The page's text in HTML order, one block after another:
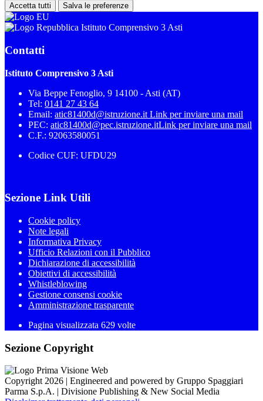
Accetta tutti Salva le preferenze
Istituto Comprensivo 3 Asti
Contatti
Istituto Comprensivo 3 Asti
Via Beppe Fenoglio, 9 14100 - Asti (AT)
Tel: 0141 27 43 64
Email: atic81400d@istruzione.it Link per inviare una mail
PEC: atic81400d@pec.istruzione.itLink per inviare una mail
C.F.: 92063580051
Codice CUF: UFDU29
Sezione Link Utili
Cookie policy
Note legali
Informativa Privacy
Ufficio Relazioni con il Pubblico
Dichiarazione di accessibilità
Obiettivi di accessibilità
Whistleblowing
Gestione consensi cookie
Amministrazione trasparente
Pagina visualizzata 629 volte
Sezione Copyright
Copyright 2026 | Engineered and powered by Gruppo Spaggiari
Parma S.p.A. | Divisione Publishing & New Social Media